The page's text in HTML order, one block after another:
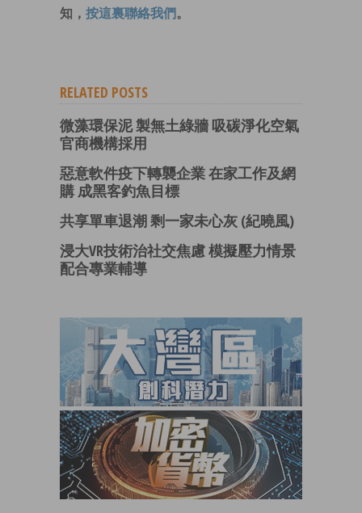
知， 按這裏聯絡我們 。
RELATED POSTS
微藻環保泥 製無土綠牆 吸碳淨化空氣
官商機構採用
惡意軟件疫下轉襲企業 在家工作及網
購 成黑客釣魚目標
共享單車退潮 剩一家未心灰 (紀曉風)
浸大VR技術治社交焦慮 模擬壓力情景
配合專業輔導